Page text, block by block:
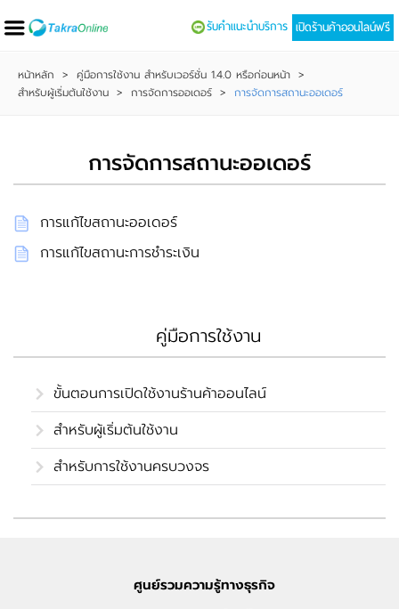
เปิดร้านค้าออนไลน์ฟรี
รับคำแนะนำบริการ
หน้าหลัก > คู่มือการใช้งาน สำหรับเวอร์ชั่น 1.4.0 หรือก่อนหน้า >
สำหรับผู้เริ่มต้นใช้งาน > การจัดการออเดอร์ > การจัดการสถานะออเดอร์
การจัดการสถานะออเดอร์
การแก้ไขสถานะออเดอร์
การแก้ไขสถานะการชำระเงิน
คู่มือการใช้งาน
ขั้นตอนการเปิดใช้งานร้านค้าออนไลน์
สำหรับผู้เริ่มต้นใช้งาน
สำหรับการใช้งานครบวงจร
ศูนย์รวมความรู้ทางธุรกิจ